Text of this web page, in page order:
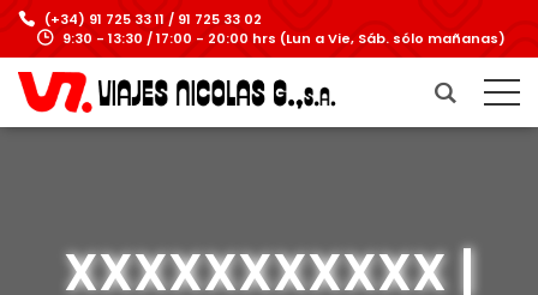
(+34) 91 725 33 11 / 91 725 33 02
9:30 - 13:30 / 17:00 - 20:00 hrs (Lun a Vie, Sáb. sólo mañanas)
XXXXXXXXXXX |